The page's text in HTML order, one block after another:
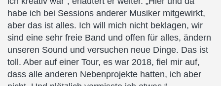
habe ich bei Sessions anderer Musiker mitgewirkt,
aber das ist alles. Ich will mich nicht beklagen, wir
sind eine sehr freie Band und offen für alles, ändern
unseren Sound und versuchen neue Dinge. Das ist
toll. Aber auf einer Tour, es war 2018, fiel mir auf,
dass alle anderen Nebenprojekte hatten, ich aber